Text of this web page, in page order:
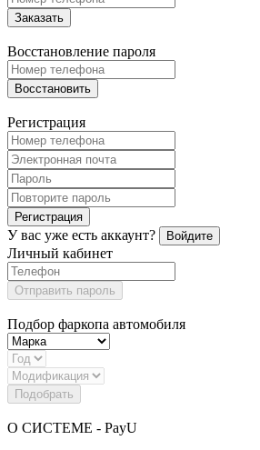
Заказать
Восстановление пароля
Восстановить
Регистрация
Регистрация
У вас уже есть аккаунт? Войдите
Личный кабинет
Отправить пароль
Подбор фаркопа автомобиля
Подобрать
О СИСТЕМЕ - PayU